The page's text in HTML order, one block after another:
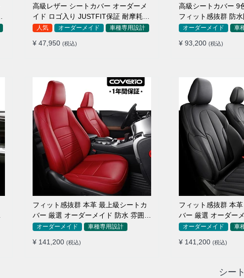
高級レザー シートカバー オーダーメ
イド ロゴ入り JUSTFIT保証 耐摩耗性
全席セット
人気 オーダーメイド 車種専用設計
¥ 47,950 (税込)
高級シートカバー 9
フィット感抜群 防
イド 全席セット
オーダーメイド 車
¥ 93,200 (税込)
フィット感抜群 本革 最上級シートカ
バー 厳選 オーダーメイド 防水 雰囲気
全席セット
オーダーメイド 車種専用設計
¥ 141,200 (税込)
フィット感抜群 本
バー 厳選 オーダー
全席セット
オーダーメイド 車
¥ 141,200 (税込)
シー